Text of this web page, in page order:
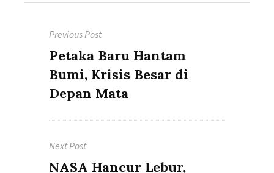
navigation
Previous Post
Previous
post:
Petaka Baru Hantam
Bumi, Krisis Besar di
Depan Mata
Next Post
Next
NASA Hancur Lebur,